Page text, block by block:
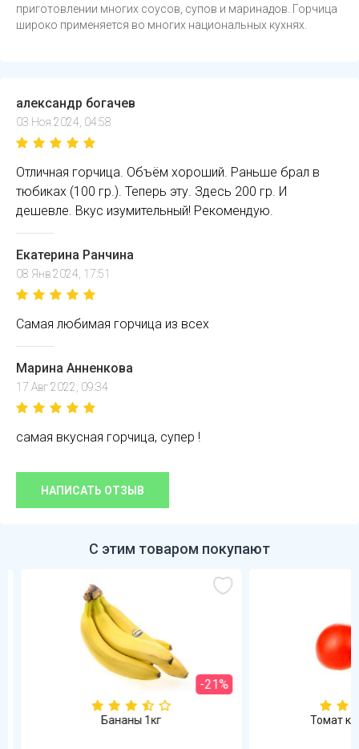
приготовлении многих соусов, супов и маринадов. Горчица
широко применяется во многих национальных кухнях.
александр богачев
03 Ноя 2024, 04:58
Отличная горчица. Объём хороший. Раньше брал в
тюбиках (100 гр.). Теперь эту. Здесь 200 гр. И
дешевле. Вкус изумительный! Рекомендую.
Екатерина Ранчина
08 Янв 2024, 17:51
Самая любимая горчица из всех
Марина Анненкова
17 Авг 2022, 09:34
самая вкусная горчица, супер !
НАПИСАТЬ ОТЗЫВ
С этим товаром покупают
-21%
Бананы 1кг Томат